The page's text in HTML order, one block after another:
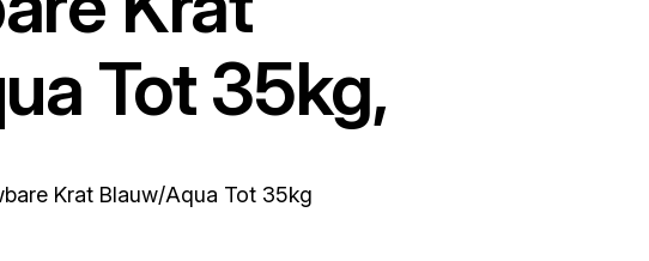
Tot 35kg,
Krat Blauw/Aqua Tot 35kg